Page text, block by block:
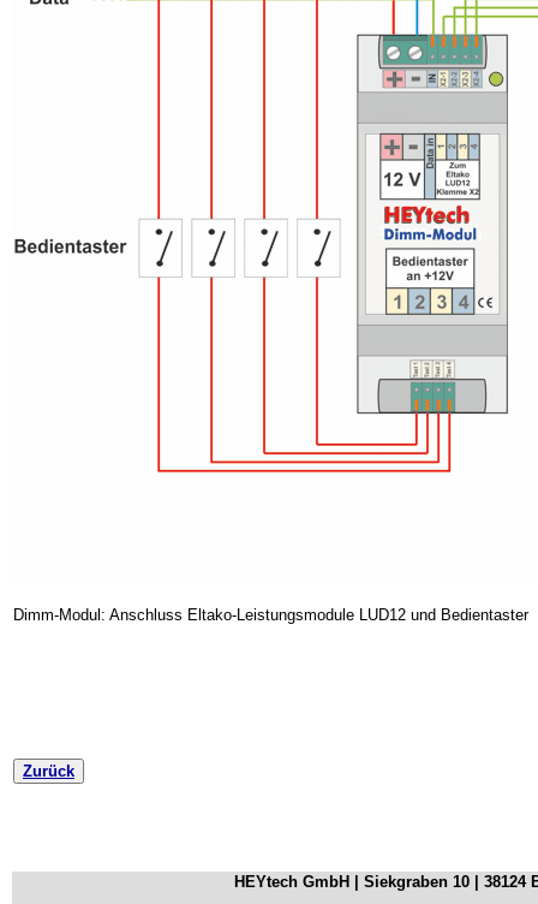
Dimm-Modul: Anschluss Eltako-Leistungsmodule LUD12 und Bedientaster
Zurück
HEYtech GmbH | Siekgraben 10 | 38124